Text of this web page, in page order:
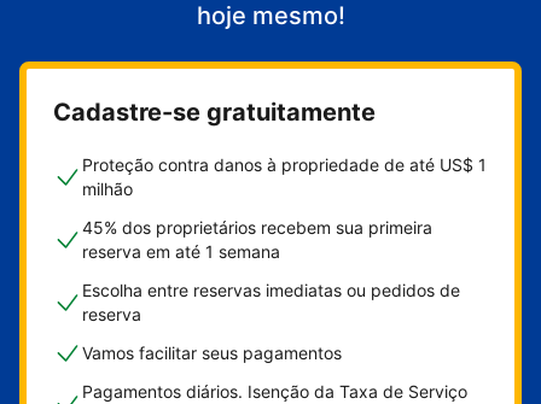
hoje mesmo!
Cadastre-se gratuitamente
Proteção contra danos à propriedade de até US$ 1
milhão
45% dos proprietários recebem sua primeira
reserva em até 1 semana
Escolha entre reservas imediatas ou pedidos de
reserva
Vamos facilitar seus pagamentos
Pagamentos diários. Isenção da Taxa de Serviço